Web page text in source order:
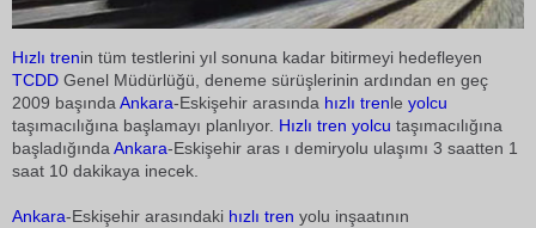
Hızlı trenin tüm testlerini yıl sonuna kadar bitirmeyi hedefleyen
TCDD Genel Müdürlüğü, deneme sürüşlerinin ardından en geç
2009 başında Ankara-Eskişehir arasında hızlı trenle yolcu
taşımacılığına başlamayı planlıyor. Hızlı tren yolcu taşımacılığına
başladığında Ankara-Eskişehir aras ı demiryolu ulaşımı 3 saatten 1
saat 10 dakikaya inecek.
Ankara-Eskişehir arasındaki hızlı tren yolu inşaatının